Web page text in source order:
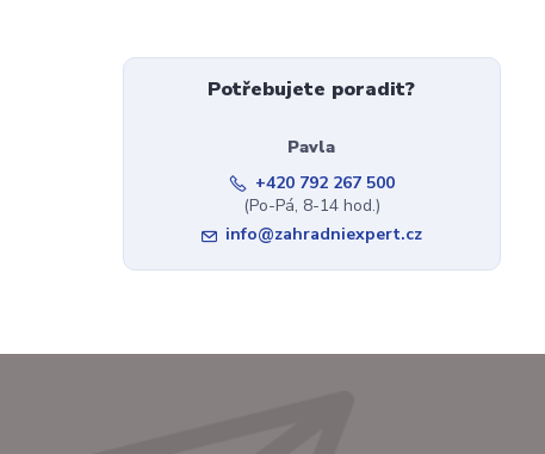
Potřebujete poradit?
Pavla
+420 792 267 500
(Po-Pá, 8-14 hod.)
info@zahradniexpert.cz